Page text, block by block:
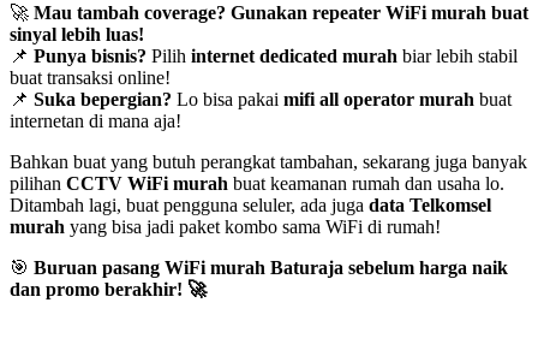
🚀 Mau tambah coverage? Gunakan repeater WiFi murah buat
sinyal lebih luas!
📌 Punya bisnis? Pilih internet dedicated murah biar lebih stabil
buat transaksi online!
📌 Suka bepergian? Lo bisa pakai mifi all operator murah buat
internetan di mana aja!
Bahkan buat yang butuh perangkat tambahan, sekarang juga banyak
pilihan CCTV WiFi murah buat keamanan rumah dan usaha lo.
Ditambah lagi, buat pengguna seluler, ada juga data Telkomsel
murah yang bisa jadi paket kombo sama WiFi di rumah!
🎯 Buruan pasang WiFi murah Baturaja sebelum harga naik
dan promo berakhir! 🚀